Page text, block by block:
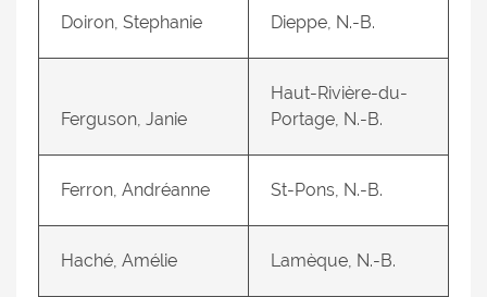
Doiron, Stephanie Dieppe, N.-B.
Ferguson, Janie
Haut-Rivière-du-
Portage, N.-B.
Ferron, Andréanne St-Pons, N.-B.
Haché, Amélie Lamèque, N.-B.